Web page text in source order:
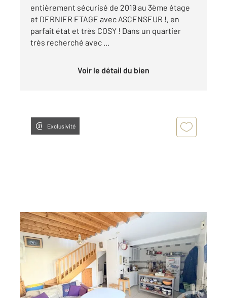
entièrement sécurisé de 2019 au 3ème étage
et DERNIER ETAGE avec ASCENSEUR !, en
parfait état et très COSY ! Dans un quartier
très recherché avec ...
Voir le détail du bien
Exclusivité
HERBLAY SUR SEINE 95
47,78 m2, 3 pièces
Ref : 27340
Appartement F3 Duplex à vendre
206 000 €
Visiter le site dédié